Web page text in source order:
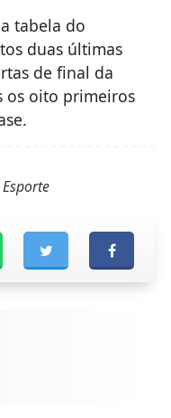
tabela do
duas últimas
de final da
os oito primeiros